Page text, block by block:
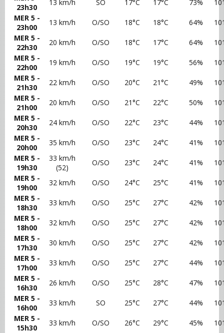
23h30
13 km/h SO 17°C 17°C 73%
MER 5 -
23h00
13 km/h O/SO 18°C 18°C 64%
MER 5 -
22h30
20 km/h O/SO 18°C 17°C 64%
MER 5 -
22h00
19 km/h O/SO 19°C 19°C 56%
MER 5 -
21h30
22 km/h O/SO 20°C 21°C 49%
MER 5 -
21h00
20 km/h O/SO 21°C 22°C 50%
MER 5 -
20h30
24 km/h O/SO 22°C 23°C 44%
MER 5 -
20h00
35 km/h O/SO 23°C 24°C 41%
MER 5 -
19h30
33 km/h
(52)
O/SO 23°C 24°C 41%
MER 5 -
19h00
32 km/h O/SO 24°C 25°C 41%
MER 5 -
18h30
33 km/h O/SO 25°C 27°C 42%
MER 5 -
18h00
32 km/h O/SO 25°C 27°C 42%
MER 5 -
17h30
30 km/h O/SO 25°C 27°C 42%
MER 5 -
17h00
33 km/h O/SO 25°C 27°C 44%
MER 5 -
16h30
26 km/h O/SO 25°C 28°C 47%
MER 5 -
16h00
33 km/h SO 25°C 27°C 44%
MER 5 -
15h30
33 km/h O/SO 26°C 29°C 45%